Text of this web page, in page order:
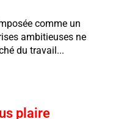
comme un
ambitieuses ne
du travail...
plaire